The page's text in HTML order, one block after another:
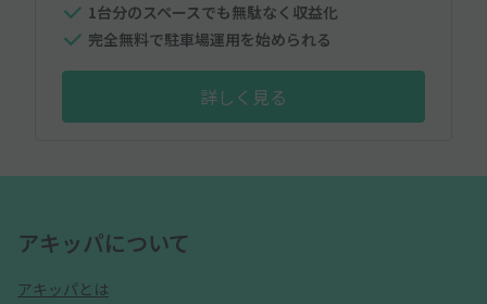
1台分のスペースでも無駄なく収益化
完全無料で駐車場運用を始められる
詳しく見る
アキッパについて
アキッパとは